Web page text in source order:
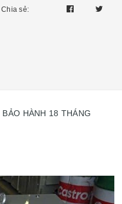
Chia sẻ:
BẢO HÀNH 18 THÁNG